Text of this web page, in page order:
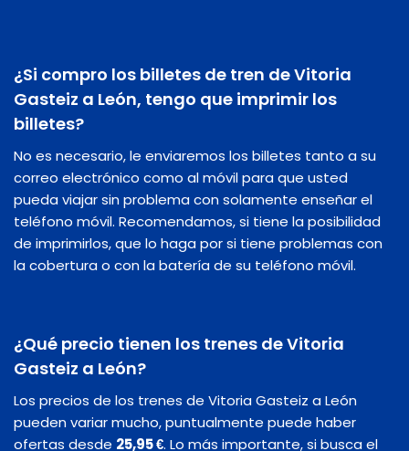
¿Si compro los billetes de tren de Vitoria
Gasteiz a León, tengo que imprimir los
billetes?
No es necesario, le enviaremos los billetes tanto a su
correo electrónico como al móvil para que usted
pueda viajar sin problema con solamente enseñar el
teléfono móvil. Recomendamos, si tiene la posibilidad
de imprimirlos, que lo haga por si tiene problemas con
la cobertura o con la batería de su teléfono móvil.
¿Qué precio tienen los trenes de Vitoria
Gasteiz a León?
Los precios de los trenes de Vitoria Gasteiz a León
pueden variar mucho, puntualmente puede haber
ofertas desde 25,95 €. Lo más importante, si busca el